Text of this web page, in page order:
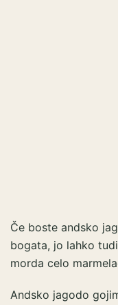
Če boste andsko
bogata, jo lahko
morda celo
Andsko jagodo